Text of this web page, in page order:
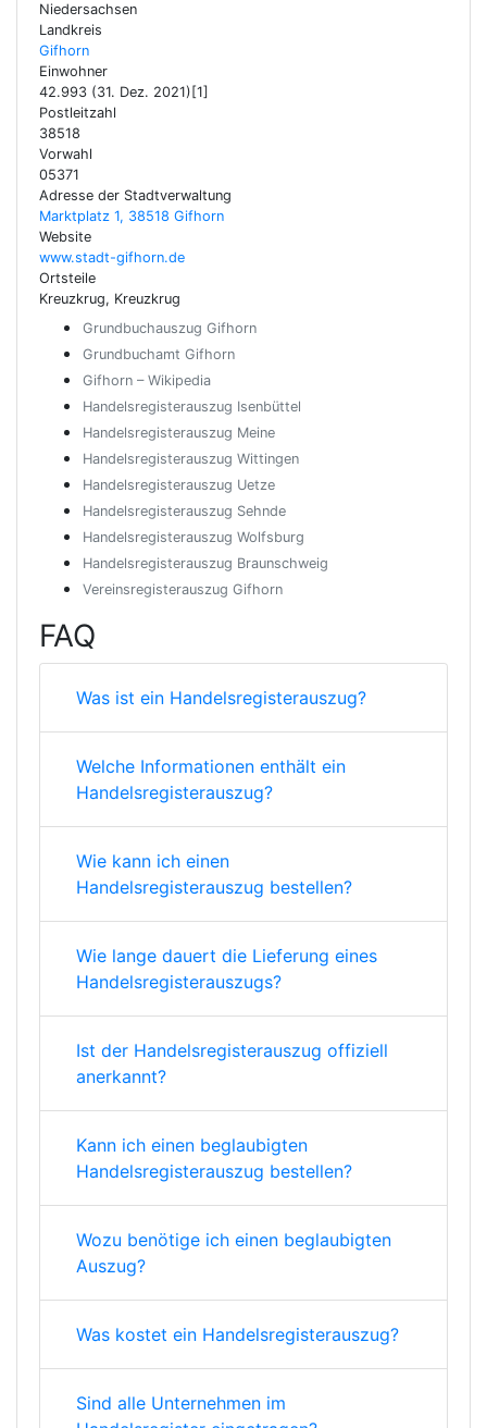
Niedersachsen
Landkreis
Gifhorn
Einwohner
42.993 (31. Dez. 2021)[1]
Postleitzahl
38518
Vorwahl
05371
Adresse der Stadtverwaltung
Marktplatz 1, 38518 Gifhorn
Website
www.stadt-gifhorn.de
Ortsteile
Kreuzkrug, Kreuzkrug
Grundbuchauszug Gifhorn
Grundbuchamt Gifhorn
Gifhorn – Wikipedia
Handelsregisterauszug Isenbüttel
Handelsregisterauszug Meine
Handelsregisterauszug Wittingen
Handelsregisterauszug Uetze
Handelsregisterauszug Sehnde
Handelsregisterauszug Wolfsburg
Handelsregisterauszug Braunschweig
Vereinsregisterauszug Gifhorn
FAQ
Was ist ein Handelsregisterauszug?
Welche Informationen enthält ein
Handelsregisterauszug?
Wie kann ich einen
Handelsregisterauszug bestellen?
Wie lange dauert die Lieferung eines
Handelsregisterauszugs?
Ist der Handelsregisterauszug offiziell
anerkannt?
Kann ich einen beglaubigten
Handelsregisterauszug bestellen?
Wozu benötige ich einen beglaubigten
Auszug?
Was kostet ein Handelsregisterauszug?
Sind alle Unternehmen im